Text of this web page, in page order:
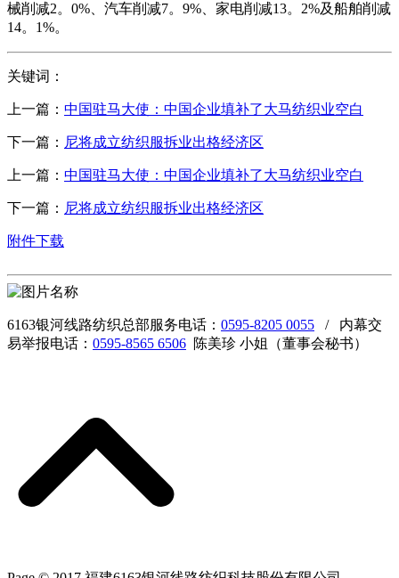
械削减2。0%、汽车削减7。9%、家电削减13。2%及船舶削减
14。1%。
关键词：
上一篇： 中国驻马大使：中国企业填补了大马纺织业空白
下一篇： 尼将成立纺织服拆业出格经济区
上一篇： 中国驻马大使：中国企业填补了大马纺织业空白
下一篇： 尼将成立纺织服拆业出格经济区
附件下载
6163银河线路纺织总部服务电话： 0595-8205 0055 / 内幕交
易举报电话： 0595-8565 6506 陈美珍 小姐（董事会秘书）